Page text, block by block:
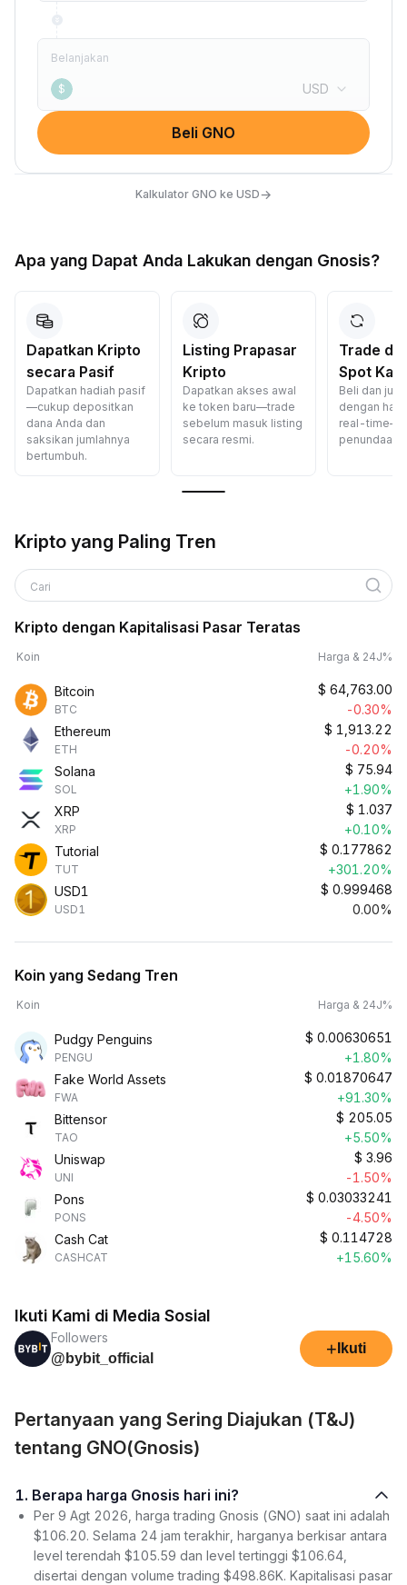
Belanjakan
$ USD
Beli GNO
Kalkulator GNO ke USD→
Apa yang Dapat Anda Lakukan dengan Gnosis?
Dapatkan Kripto
secara Pasif
Dapatkan hadiah pasif
—cukup depositkan
dana Anda dan
saksikan jumlahnya
bertumbuh.
Listing Prapasar
Kripto
Dapatkan akses awal
ke token baru—trade
sebelum masuk listing
secara resmi.
Trade di
Spot
Beli dan jual
dengan
real-
penundaan.
Kripto yang Paling Tren
Cari
Kripto dengan Kapitalisasi Pasar Teratas
Koin Harga & 24J%
Bitcoin
BTC
$ 64,763.00
-0.30%
Ethereum
ETH
$ 1,913.22
-0.20%
Solana
SOL
$ 75.94
+1.90%
XRP
XRP
$ 1.037
+0.10%
Tutorial
TUT
$ 0.177862
+301.20%
USD1
USD1
$ 0.999468
0.00%
Koin yang Sedang Tren
Koin Harga & 24J%
Pudgy Penguins
PENGU
$ 0.00630651
+1.80%
Fake World Assets
FWA
$ 0.01870647
+91.30%
Bittensor
TAO
$ 205.05
+5.50%
Uniswap
UNI
$ 3.96
-1.50%
Pons
PONS
$ 0.03033241
-4.50%
Cash Cat
CASHCAT
$ 0.114728
+15.60%
Ikuti Kami di Media Sosial
Followers
@bybit_official
+ Ikuti
Pertanyaan yang Sering Diajukan (T&J)
tentang GNO(Gnosis)
1. Berapa harga Gnosis hari ini?
Per 9 Agt 2026, harga trading Gnosis (GNO) saat ini adalah
$106.20. Selama 24 jam terakhir, harganya berkisar antara
level terendah $105.59 dan level tertinggi $106.64,
disertai dengan volume trading $498.86K. Kapitalisasi pasar